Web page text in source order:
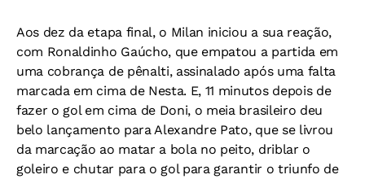
Aos dez da etapa final, o Milan iniciou a sua reação,
com Ronaldinho Gaúcho, que empatou a partida em
uma cobrança de pênalti, assinalado após uma falta
marcada em cima de Nesta. E, 11 minutos depois de
fazer o gol em cima de Doni, o meia brasileiro deu
belo lançamento para Alexandre Pato, que se livrou
da marcação ao matar a bola no peito, driblar o
goleiro e chutar para o gol para garantir o triunfo de